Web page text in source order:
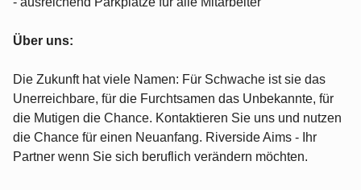
Über uns:
Die Zukunft hat viele Namen: Für Schwache ist sie das
Unerreichbare, für die Furchtsamen das Unbekannte, für
die Mutigen die Chance. Kontaktieren Sie uns und nutzen
die Chance für einen Neuanfang. Riverside Aims - Ihr
Partner wenn Sie sich beruflich verändern möchten.